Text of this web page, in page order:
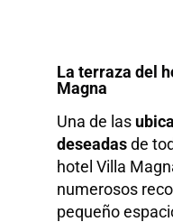
La terraza del
Magna
Una de las
deseadasde
hotel Villa
numerosos
pequeño